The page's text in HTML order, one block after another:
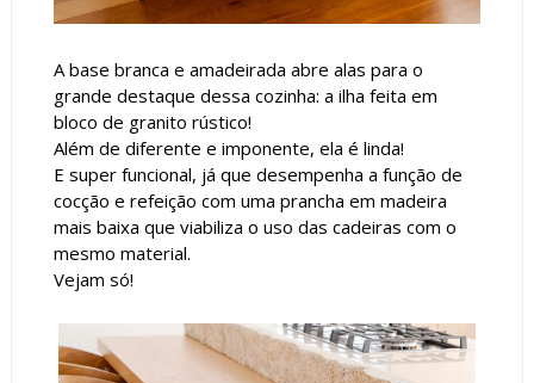
A base branca e amadeirada abre alas para o
grande destaque dessa cozinha: a ilha feita em
bloco de granito rústico!
Além de diferente e imponente, ela é linda!
E super funcional, já que desempenha a função de
cocção e refeição com uma prancha em madeira
mais baixa que viabiliza o uso das cadeiras com o
mesmo material.
Vejam só!